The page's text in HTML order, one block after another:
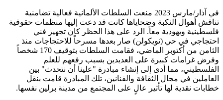
في آذار/مارس 2023 منعت السلطات الألمانية فعالية تضامنية
تناقش أهوال النكبة وضحاياها كانت قد دعت إليها منظمات حقوقية
فلسطينية ويهودية معاً. الرد على هذا الحظر كان تجهيز فني
احتجاجي في حي (نويكولن) صار بعدها مسرحاً للاحتجاجات منذ
الثامن من أكتوبر الماضي، فقامت السلطات بتوقيف 170 شخصاً
وفرض غرامات كبيرة على العديدين بسبب رفعهم للعلم
الفلسطيني، مما أدى إلى إنشاء مبادرة "علينا أن نتحدث" بين
العاملين في مجال الثقافة والفنانين، تلك المبادرة قامت بنقل
خطابات نقدية لها تأثير عالٍ على المجتمع من مدينة برلين نفسها.